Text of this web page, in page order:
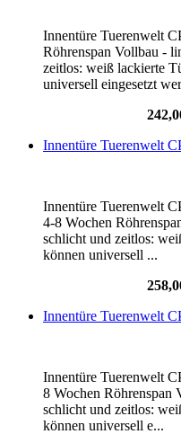
Innentüre Tuerenwelt
Röhrenspan Vollbau -
zeitlos: weiß lackierte
universell eingesetzt
Innentüre Tuerenwelt
Innentüre Tuerenwelt
4-8 Wochen
schlicht und zeitlos:
können universell ...
Innentüre Tuerenwelt
Innentüre Tuerenwelt
8 Wochen Röhrenspan
schlicht und zeitlos:
können universell e...